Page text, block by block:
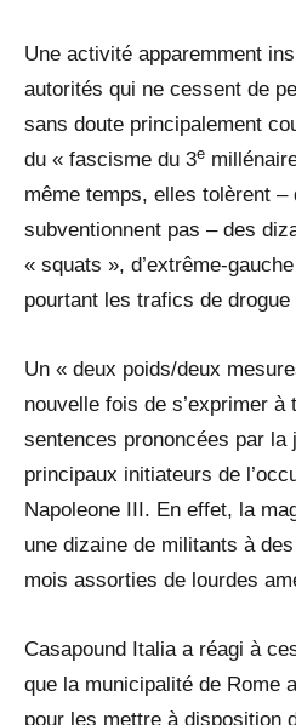
Une activité apparemment
autorités qui ne cessent de
sans doute principalement
du « fascisme du 3e
même temps, elles tolèrent –
subventionnent pas – des
« squats », d’extrême-
pourtant les trafics de
Un « deux poids/deux
nouvelle fois de s’exprimer à
sentences prononcées par la
principaux initiateurs de
Napoleone III. En effet, la
une dizaine de militants à
mois assorties de lourdes
Casapound Italia a réagi à
que la municipalité de Rome
pour les mettre à disposition